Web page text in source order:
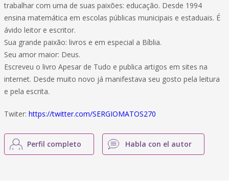
trabalhar com uma de suas paixões: educação. Desde 1994
ensina matemática em escolas públicas municipais e estaduais. É
ávido leitor e escritor.
Sua grande paixão: livros e em especial a Bíblia.
Seu amor maior: Deus.
Escreveu o livro Apesar de Tudo e publica artigos em sites na
internet. Desde muito novo já manifestava seu gosto pela leitura
e pela escrita.
Twiter: https://twitter.com/SERGIOMATOS270
Perfil completo Habla con el autor